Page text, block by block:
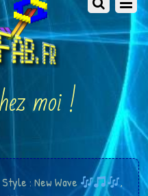
moi !
Style : New Wave
,